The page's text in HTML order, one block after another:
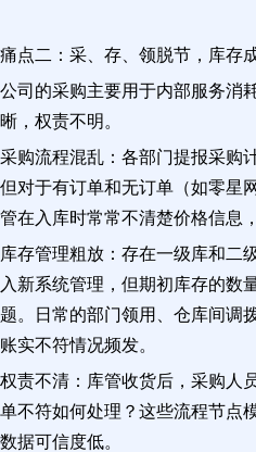
痛点二：采、存、领脱节，库存
公司的采购主要用于内部服务消
晰，权责不明。
采购流程混乱：各部门提报采购
但对于有订单和无订单（如零星
管在入库时常常不清楚价格信息
库存管理粗放：存在一级库和二
入新系统管理，但期初库存的数
题。日常的部门领用、仓库间调
账实不符情况频发。
权责不清：库管收货后，采购人
单不符如何处理？这些流程节点
数据可信度低。